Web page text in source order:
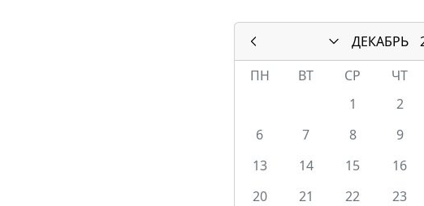
ДЕКАБРЬ
ПН
ВТ СР ЧТ
1
2
6
7 8 9
13
14 15 16
20
21 22 23